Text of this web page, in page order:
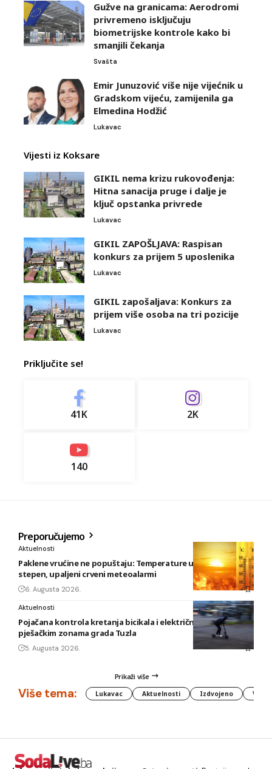
Gužve na granicama: Aerodromi
privremeno isključuju
biometrijske kontrole kako bi
smanjili čekanja
Svašta
Emir Junuzović više nije vijećnik u
Gradskom vijeću, zamijenila ga
Elmedina Hodžić
Lukavac
Vijesti iz Koksare
GIKIL nema krizu rukovođenja:
Hitna sanacija pruge i dalje je
ključ opstanka privrede
Lukavac
GIKIL ZAPOŠLJAVA: Raspisan
konkurs za prijem 5 uposlenika
Lukavac
GIKIL zapošaljava: Konkurs za
prijem više osoba na tri pozicije
Lukavac
Priključite se!
41K 2K
140
Preporučujemo
Aktuelnosti
Paklene vrućine ne popuštaju: Temperature u BiH i do 41
stepen, upaljeni crveni meteoalarmi
6. Augusta 2026.
Aktuelnosti
Pojačana kontrola kretanja bicikala i električnih romobila u
pješačkim zonama grada Tuzla
5. Augusta 2026.
Prikaži više
Više tema: Lukavac Aktuelnosti Izdvojeno